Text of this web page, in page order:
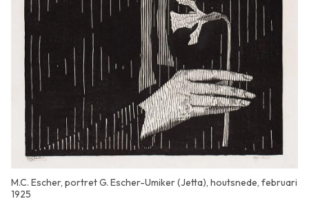
M.C. Escher, portret G. Escher-Umiker (Jetta), houtsnede, februari
1925